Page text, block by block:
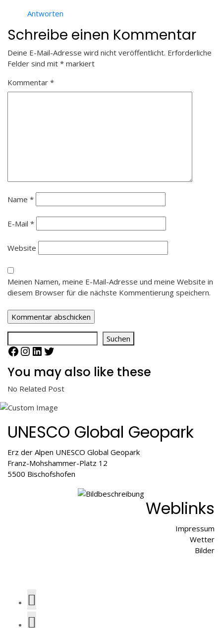
Antworten
Schreibe einen Kommentar
Deine E-Mail-Adresse wird nicht veröffentlicht. Erforderliche
Felder sind mit * markiert
Kommentar *
Name *
E-Mail *
Website
Meinen Namen, meine E-Mail-Adresse und meine Website in
diesem Browser für die nächste Kommentierung speichern.
Suchen
Facebook
Instagram
LinkedIn
Twitter
You may also like these
No Related Post
UNESCO Global Geopark
Erz der Alpen UNESCO Global Geopark
Franz-Mohshammer-Platz 12
5500 Bischofshofen
Weblinks
Impressum
Wetter
Bilder